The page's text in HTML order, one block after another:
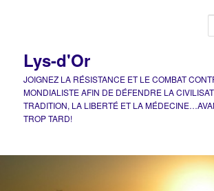
Lys-d'Or
JOIGNEZ LA RÉSISTANCE ET LE COMBAT
MONDIALISTE AFIN DE DÉFENDRE LA
TRADITION, LA LIBERTÉ ET LA
TROP TARD!